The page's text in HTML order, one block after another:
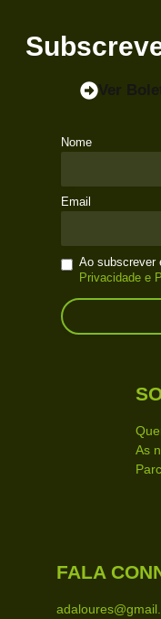
Ver
Nome
Email
Ao subscrever
Privacidade e
As
FALA